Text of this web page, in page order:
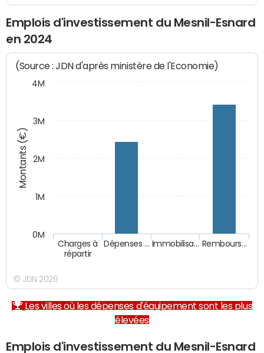
Emplois d'investissement du Mesnil-Esnard
en 2024
Montants (€)
(Source : JDN d'après ministère de l'Economie)
Charges à
répartir
Dépenses … Immobilisa… Rembours…
0M
1M
2M
3M
4M
© JDN 2026
Les villes où les dépenses d'équipement sont les plus
élevées
Emplois d'investissement du Mesnil-Esnard